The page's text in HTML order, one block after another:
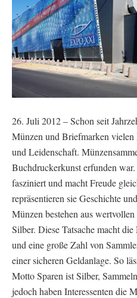
26. Juli 2012 – Schon seit
Münzen und Briefmarken
und Leidenschaft.
Buchdruckerkunst erfunden
fasziniert und macht Freude
repräsentieren sie Geschichte
Münzen bestehen aus
Silber. Diese Tatsache macht
und eine große Zahl von
einer sicheren Geldanlage. So
Motto Sparen ist Silber,
jedoch haben Interessenten die